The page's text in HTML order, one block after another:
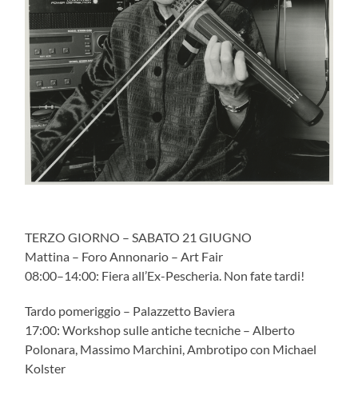
TERZO GIORNO – SABATO 21 GIUGNO
Mattina – Foro Annonario – Art Fair
08:00–14:00: Fiera all’Ex-Pescheria. Non fate tardi!
Tardo pomeriggio – Palazzetto Baviera
17:00: Workshop sulle antiche tecniche – Alberto
Polonara, Massimo Marchini, Ambrotipo con Michael
Kolster